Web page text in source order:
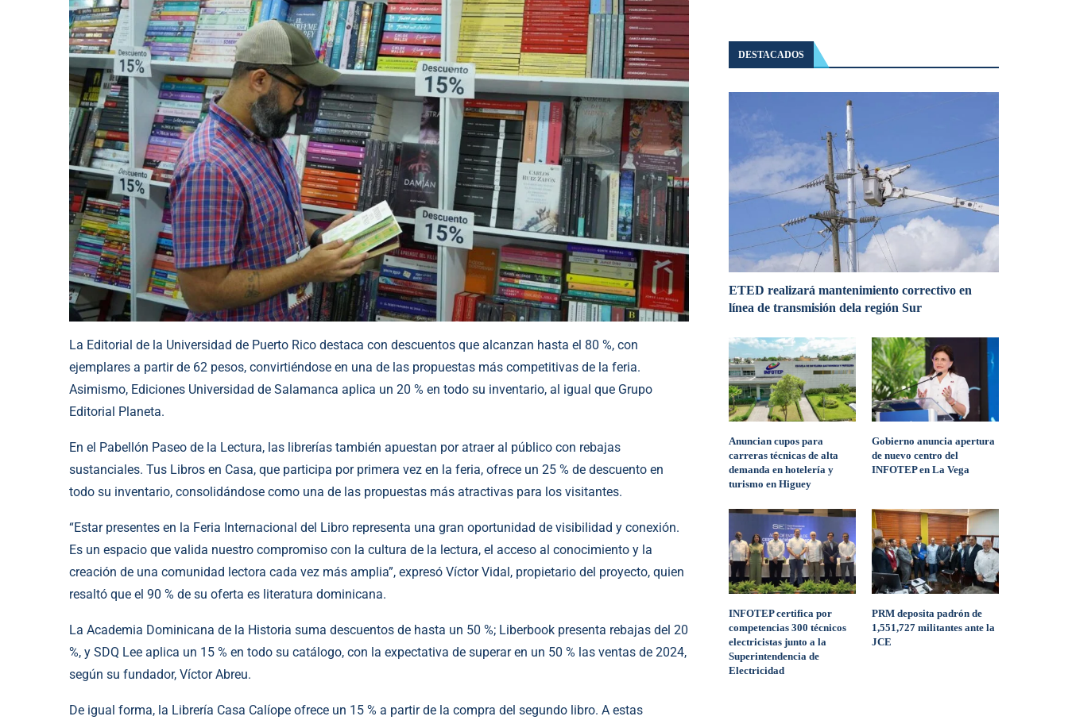
La Editorial de la Universidad de Puerto Rico destaca con descuentos que alcanzan hasta el 80 %, con
ejemplares a partir de 62 pesos, convirtiéndose en una de las propuestas más competitivas de la feria.
Asimismo, Ediciones Universidad de Salamanca aplica un 20 % en todo su inventario, al igual que Grupo
Editorial Planeta.
En el Pabellón Paseo de la Lectura, las librerías también apuestan por atraer al público con rebajas
sustanciales. Tus Libros en Casa, que participa por primera vez en la feria, ofrece un 25 % de descuento en
todo su inventario, consolidándose como una de las propuestas más atractivas para los visitantes.
“Estar presentes en la Feria Internacional del Libro representa una gran oportunidad de visibilidad y conexión.
Es un espacio que valida nuestro compromiso con la cultura de la lectura, el acceso al conocimiento y la
creación de una comunidad lectora cada vez más amplia”, expresó Víctor Vidal, propietario del proyecto, quien
resaltó que el 90 % de su oferta es literatura dominicana.
La Academia Dominicana de la Historia suma descuentos de hasta un 50 %; Liberbook presenta rebajas del 20
%, y SDQ Lee aplica un 15 % en todo su catálogo, con la expectativa de superar en un 50 % las ventas de 2024,
según su fundador, Víctor Abreu.
De igual forma, la Librería Casa Calíope ofrece un 15 % a partir de la compra del segundo libro. A estas
DESTACADOS
ETED realizará mantenimiento correctivo en
línea de transmisión dela región Sur
Anuncian cupos para
carreras técnicas de alta
demanda en hotelería y
turismo en Higuey
Gobierno anuncia apertura
de nuevo centro del
INFOTEP en La Vega
INFOTEP certifica por
competencias 300 técnicos
electricistas junto a la
Superintendencia de
Electricidad
PRM deposita padrón de
1,551,727 militantes ante la
JCE